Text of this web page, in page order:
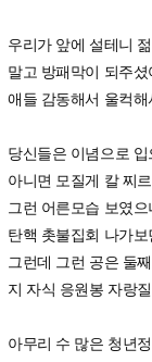
우리가 앞에 설테니
말고 방패막이 되주셨
애들 감동해서 울컥
당신들은 이념으로
아니면 모질게 칼 찌
그런 어른모습 보였으
탄핵 촛불집회 나가
그런데 그런 공은 둘
지 자식 응원봉 자랑
아무리 수 많은 청년